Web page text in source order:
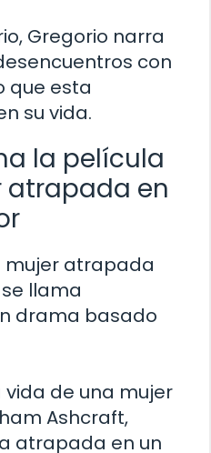
Gregorio narra
con
que esta
su vida.
la película
atrapada en
mujer atrapada
llama
drama basado
vida de una mujer
Ashcraft,
atrapada en un